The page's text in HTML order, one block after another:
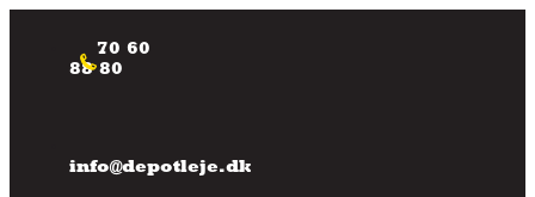
70 60
88 80
info@depotleje.dk